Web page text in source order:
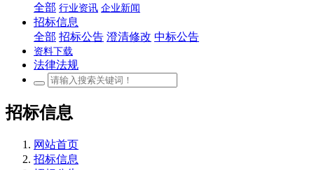
全部 行业资讯 企业新闻
招标信息
全部 招标公告 澄清修改 中标公告
资料下载
法律法规
招标信息
网站首页
招标信息